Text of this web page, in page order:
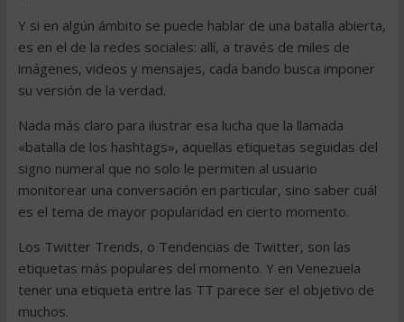
Y si en algún ámbito se puede hablar de una batalla abierta,
es en el de la redes sociales: allí, a través de miles de
imágenes, videos y mensajes, cada bando busca imponer
su versión de la verdad.
Nada más claro para ilustrar esa lucha que la llamada
«batalla de los hashtags», aquellas etiquetas seguidas del
signo numeral que no solo le permiten al usuario
monitorear una conversación en particular, sino saber cuál
es el tema de mayor popularidad en cierto momento.
Los Twitter Trends, o Tendencias de Twitter, son las
etiquetas más populares del momento. Y en Venezuela
tener una etiqueta entre las TT parece ser el objetivo de
muchos.